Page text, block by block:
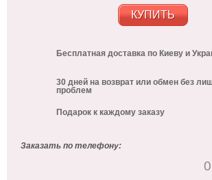
КУПИТЬ
Бесплатная доставка по Киеву и
30 дней на возврат или обмен без
проблем
Подарок к каждому заказу
Заказать по телефону: